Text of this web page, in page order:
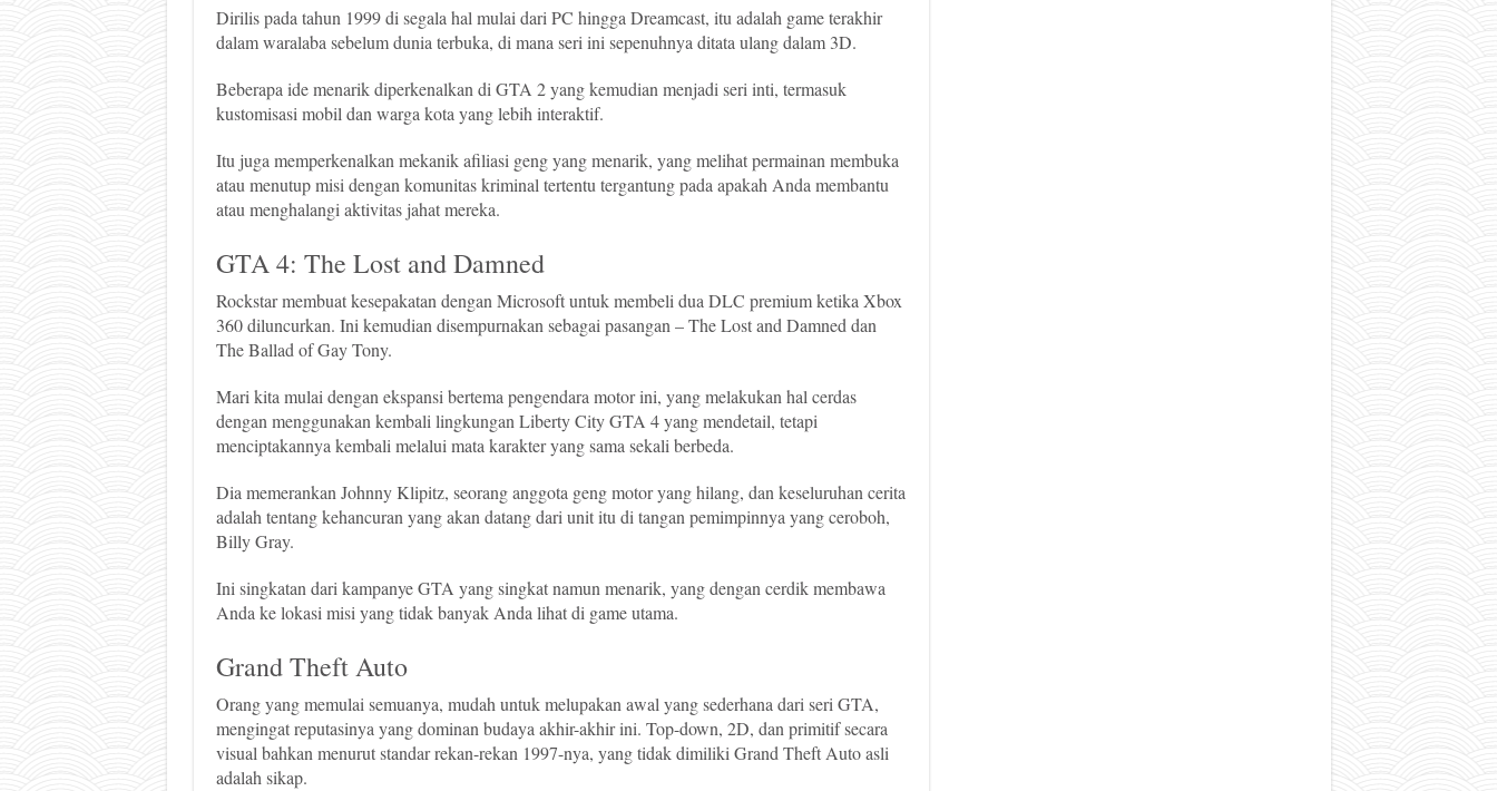
Dirilis pada tahun 1999 di segala hal mulai dari PC hingga Dreamcast, itu adalah game terakhir
dalam waralaba sebelum dunia terbuka, di mana seri ini sepenuhnya ditata ulang dalam 3D.
Beberapa ide menarik diperkenalkan di GTA 2 yang kemudian menjadi seri inti, termasuk
kustomisasi mobil dan warga kota yang lebih interaktif.
Itu juga memperkenalkan mekanik afiliasi geng yang menarik, yang melihat permainan membuka
atau menutup misi dengan komunitas kriminal tertentu tergantung pada apakah Anda membantu
atau menghalangi aktivitas jahat mereka.
GTA 4: The Lost and Damned
Rockstar membuat kesepakatan dengan Microsoft untuk membeli dua DLC premium ketika Xbox
360 diluncurkan. Ini kemudian disempurnakan sebagai pasangan – The Lost and Damned dan
The Ballad of Gay Tony.
Mari kita mulai dengan ekspansi bertema pengendara motor ini, yang melakukan hal cerdas
dengan menggunakan kembali lingkungan Liberty City GTA 4 yang mendetail, tetapi
menciptakannya kembali melalui mata karakter yang sama sekali berbeda.
Dia memerankan Johnny Klipitz, seorang anggota geng motor yang hilang, dan keseluruhan cerita
adalah tentang kehancuran yang akan datang dari unit itu di tangan pemimpinnya yang ceroboh,
Billy Gray.
Ini singkatan dari kampanye GTA yang singkat namun menarik, yang dengan cerdik membawa
Anda ke lokasi misi yang tidak banyak Anda lihat di game utama.
Grand Theft Auto
Orang yang memulai semuanya, mudah untuk melupakan awal yang sederhana dari seri GTA,
mengingat reputasinya yang dominan budaya akhir-akhir ini. Top-down, 2D, dan primitif secara
visual bahkan menurut standar rekan-rekan 1997-nya, yang tidak dimiliki Grand Theft Auto asli
adalah sikap.